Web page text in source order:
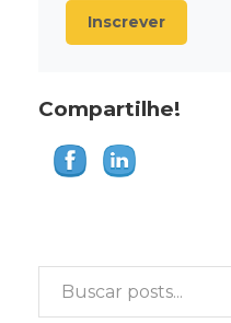
Inscrever
Compartilhe!